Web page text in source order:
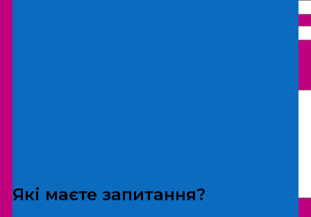
Які маєте запитання?